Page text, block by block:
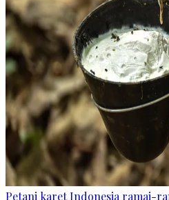
Petani karet Indonesia ramai-